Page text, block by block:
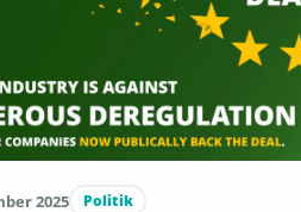
2025 Politik